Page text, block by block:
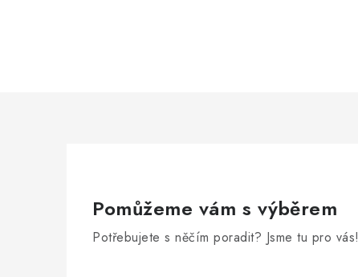
Pomůžeme vám s výběrem
Potřebujete s něčím poradit? Jsme tu pro vás!